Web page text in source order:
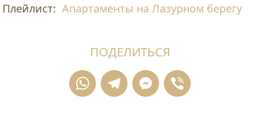
Плейлист: Апартаменты на Лазурном берегу
ПОДЕЛИТЬСЯ
WhatsApp
Telegram
Messenger